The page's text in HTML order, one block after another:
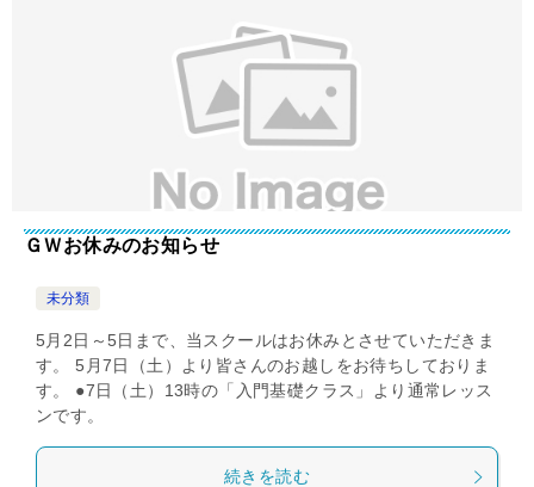
ＧＷお休みのお知らせ
未分類
5月2日～5日まで、当スクールはお休みとさせていただきま
す。 5月7日（土）より皆さんのお越しをお待ちしておりま
す。 ●7日（土）13時の「入門基礎クラス」より通常レッス
ンです。
続きを読む